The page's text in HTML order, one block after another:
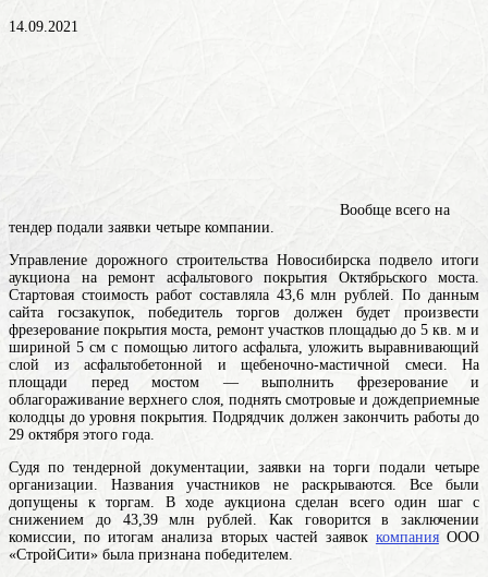
14.09.2021
Вообще всего на
тендер подали заявки четыре компании.
Управление дорожного строительства Новосибирска подвело итоги
аукциона на ремонт асфальтового покрытия Октябрьского моста.
Стартовая стоимость работ составляла 43,6 млн рублей. По данным
сайта госзакупок, победитель торгов должен будет произвести
фрезерование покрытия моста, ремонт участков площадью до 5 кв. м и
шириной 5 см с помощью литого асфальта, уложить выравнивающий
слой из асфальтобетонной и щебеночно-мастичной смеси. На
площади перед мостом — выполнить фрезерование и
облагораживание верхнего слоя, поднять смотровые и дождеприемные
колодцы до уровня покрытия. Подрядчик должен закончить работы до
29 октября этого года.
Судя по тендерной документации, заявки на торги подали четыре
организации. Названия участников не раскрываются. Все были
допущены к торгам. В ходе аукциона сделан всего один шаг с
снижением до 43,39 млн рублей. Как говорится в заключении
комиссии, по итогам анализа вторых частей заявок компанияООО
«СтройСити» была признана победителем.